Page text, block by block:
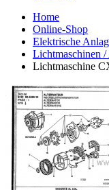
Home
Online-Shop
Elektrische
Lichtmaschinen /
Lichtmaschine